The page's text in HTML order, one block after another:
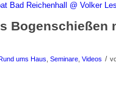
Bogenschießen
ums Haus Seminare, Videos /